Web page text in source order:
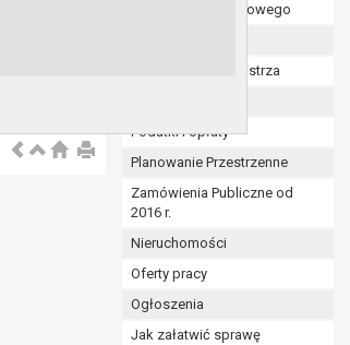
Numer konta bankowego
Zarządzenia Burmistrza
Podatki i opłaty
Planowanie Przestrzenne
Zamówienia Publiczne od
2016 r.
Nieruchomości
Oferty pracy
Ogłoszenia
Jak załatwić sprawę
1875 ze zm.) oraz z
w treści zgody.